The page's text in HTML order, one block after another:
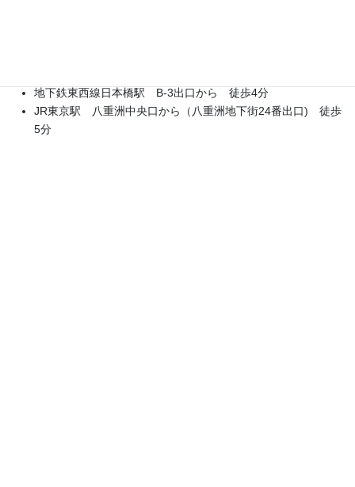
地下鉄東西線日本橋駅 B-3出口から 徒歩4分
JR東京駅 八重洲中央口から（八重洲地下街24番出口) 徒歩
5分